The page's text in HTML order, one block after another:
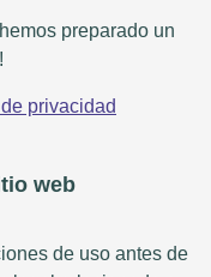
preparado un
privacidad
web
de uso antes de